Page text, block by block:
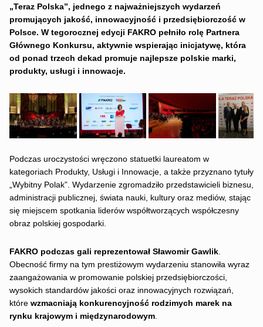
„Teraz Polska”, jednego z najważniejszych wydarzeń
promujących jakość, innowacyjność i przedsiębiorczość w
Polsce. W tegorocznej edycji FAKRO pełniło rolę Partnera
Głównego Konkursu, aktywnie wspierając inicjatywę, która
od ponad trzech dekad promuje najlepsze polskie marki,
produkty, usługi i innowacje.
Podczas uroczystości wręczono statuetki laureatom w
kategoriach Produkty, Usługi i Innowacje, a także przyznano tytuły
„Wybitny Polak”. Wydarzenie zgromadziło przedstawicieli biznesu,
administracji publicznej, świata nauki, kultury oraz mediów, stając
się miejscem spotkania liderów współtworzących współczesny
obraz polskiej gospodarki.
FAKRO podczas gali reprezentował Sławomir Gawlik.
Obecność firmy na tym prestiżowym wydarzeniu stanowiła wyraz
zaangażowania w promowanie polskiej przedsiębiorczości,
wysokich standardów jakości oraz innowacyjnych rozwiązań,
które wzmacniają konkurencyjność rodzimych marek na
rynku krajowym i międzynarodowym.